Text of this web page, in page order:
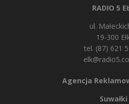
RADIO 5
ul.
19-300
tel. (87) 621
Agencja
Suwałki